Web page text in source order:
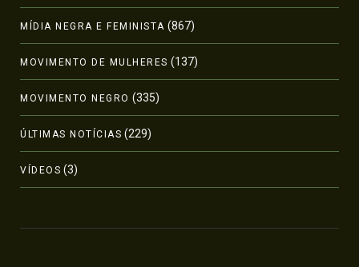
MÍDIA NEGRA E FEMINISTA (867)
MOVIMENTO DE MULHERES (137)
MOVIMENTO NEGRO (335)
ÚLTIMAS NOTÍCIAS (229)
VÍDEOS (3)